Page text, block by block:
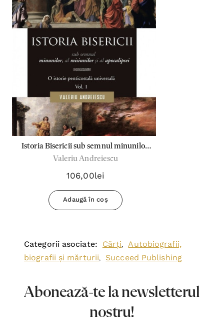
Istoria Bisericii sub semnul minunilor,
al misiunilor și al Apocalipsei - Set 3
Carti
Valeriu Andreiescu
106,00lei
Adaugă în coș
Categorii asociate: Cărți,
Autobiografii,
biografii și mărturii, Succeed Publishing
Abonează-te la newsletterul
nostru!